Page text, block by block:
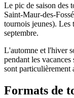
Le pic de saison des
Saint-Maur-des-
tournois jeunes). Les
septembre.
L'automne et l'hiver
pendant les
sont particulièrement
Formats de